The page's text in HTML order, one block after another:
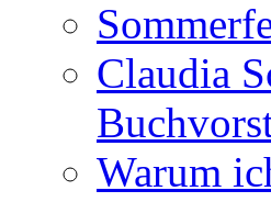
Claudia
Warum